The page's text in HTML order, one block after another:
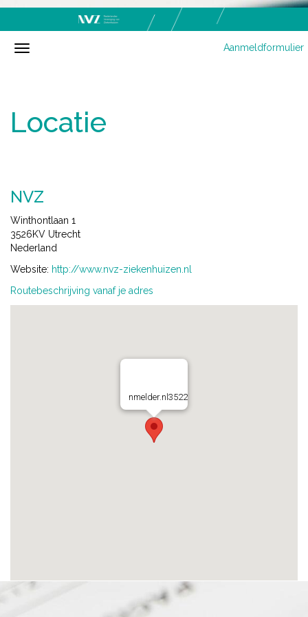
Aanmeldformulier
Locatie
NVZ
Winthontlaan 1
3526KV Utrecht
Nederland
Website: http://www.nvz-ziekenhuizen.nl
Routebeschrijving vanaf je adres
nmelder.nl3522